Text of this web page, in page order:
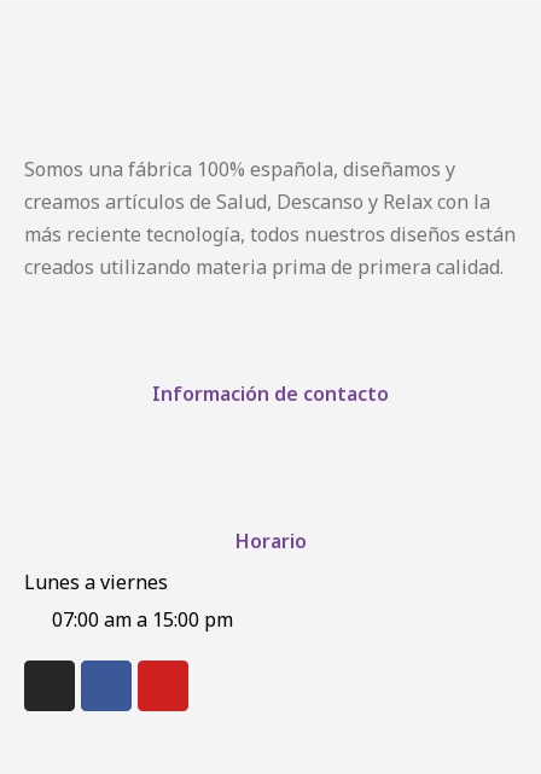
Somos una fábrica 100% española, diseñamos y
creamos artículos de Salud, Descanso y Relax con la
más reciente tecnología, todos nuestros diseños están
creados utilizando materia prima de primera calidad.
Información de contacto
Horario
Lunes a viernes
07:00 am a 15:00 pm